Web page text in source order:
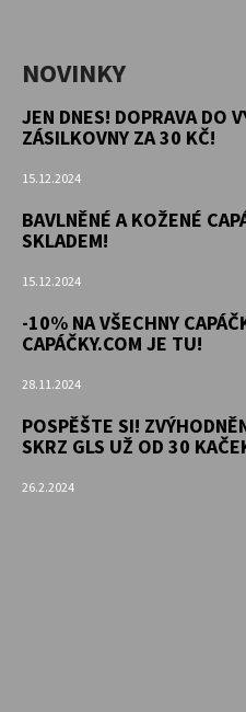
NOVINKY
JEN DNES! DOPRAVA DO
ZÁSILKOVNY ZA 30 KČ!
15.12.2024
BAVLNĚNÉ A KOŽENÉ
SKLADEM!
15.12.2024
-10% NA VŠECHNY
CAPÁČKY.COM JE TU!
28.11.2024
POSPĚŠTE SI!
SKRZ GLS UŽ OD 30
26.2.2024